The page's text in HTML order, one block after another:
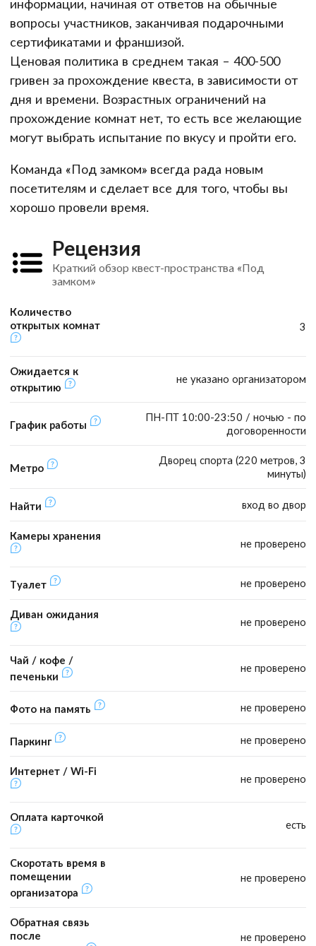
информации, начиная от ответов на обычные
вопросы участников, заканчивая подарочными
сертификатами и франшизой.
Ценовая политика в среднем такая – 400-500
гривен за прохождение квеста, в зависимости от
дня и времени. Возрастных ограничений на
прохождение комнат нет, то есть все желающие
могут выбрать испытание по вкусу и пройти его.
Команда «Под замком» всегда рада новым
посетителям и сделает все для того, чтобы вы
хорошо провели время.
Рецензия
Краткий обзор квест-пространства «Под
замком»
Количество
открытых комнат
3
Ожидается к
открытию
не указано организатором
График работы
ПН-ПТ 10:00-23:50 / ночью - по
договоренности
Метро
Дворец спорта (220 метров, 3
минуты)
Найти вход во двор
Камеры хранения
не проверено
Туалет не проверено
Диван ожидания
не проверено
Чай / кофе /
печеньки
не проверено
Фото на память не проверено
Паркинг не проверено
Интернет / Wi-Fi
не проверено
Оплата карточкой
есть
Скоротать время в
помещении
организатора
не проверено
Обратная связь
после
не проверено